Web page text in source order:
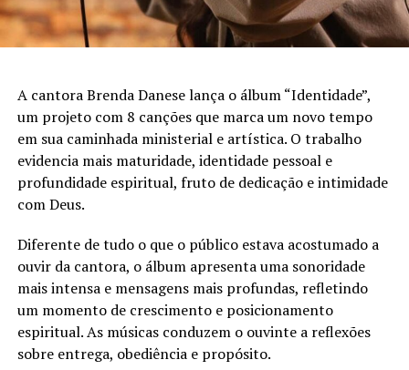
A cantora Brenda Danese lança o álbum “Identidade”,
um projeto com 8 canções que marca um novo tempo
em sua caminhada ministerial e artística. O trabalho
evidencia mais maturidade, identidade pessoal e
profundidade espiritual, fruto de dedicação e intimidade
com Deus.
Diferente de tudo o que o público estava acostumado a
ouvir da cantora, o álbum apresenta uma sonoridade
mais intensa e mensagens mais profundas, refletindo
um momento de crescimento e posicionamento
espiritual. As músicas conduzem o ouvinte a reflexões
sobre entrega, obediência e propósito.